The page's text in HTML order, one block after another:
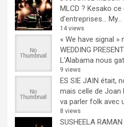
MLCD ? Kesako
d’entreprises… My...
14 views
« We have signal »
WEDDING PRESENT
L'Alabama nous
9 views
ES SIE JAIN était,
mais celle de Joan
va parler folk avec
8 views
SUSHEELA